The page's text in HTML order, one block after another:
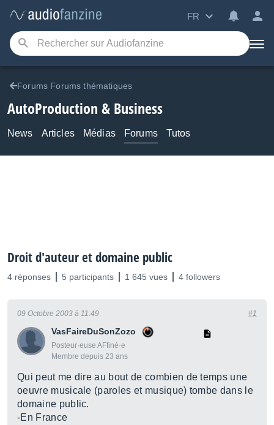
FR
Forums Forums thématiques
AutoProduction & Business
News Articles Médias Forums Tutos
Droit d'auteur et domaine public
4 réponses 5 participants 1 645 vues 4 followers
VasFaireDuSonZozo
Posteur·euse AFfiné·e
Membre depuis 23 ans
09 Octobre 2003 à 11:49 #1
Qui peut me dire au bout de combien de temps une
oeuvre musicale (paroles et musique) tombe dans le
domaine public.
-En France